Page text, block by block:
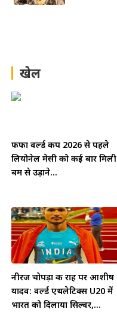
खेल
फीफा वर्ल्ड कप 2026 से पहले
लियोनेल मेसी को कई बार मिली
बम से उड़ाने...
नीरज चोपड़ा की राह पर आशीष
यादव: वर्ल्ड एथलेटिक्स U20 में
भारत को दिलाया सिल्वर,...